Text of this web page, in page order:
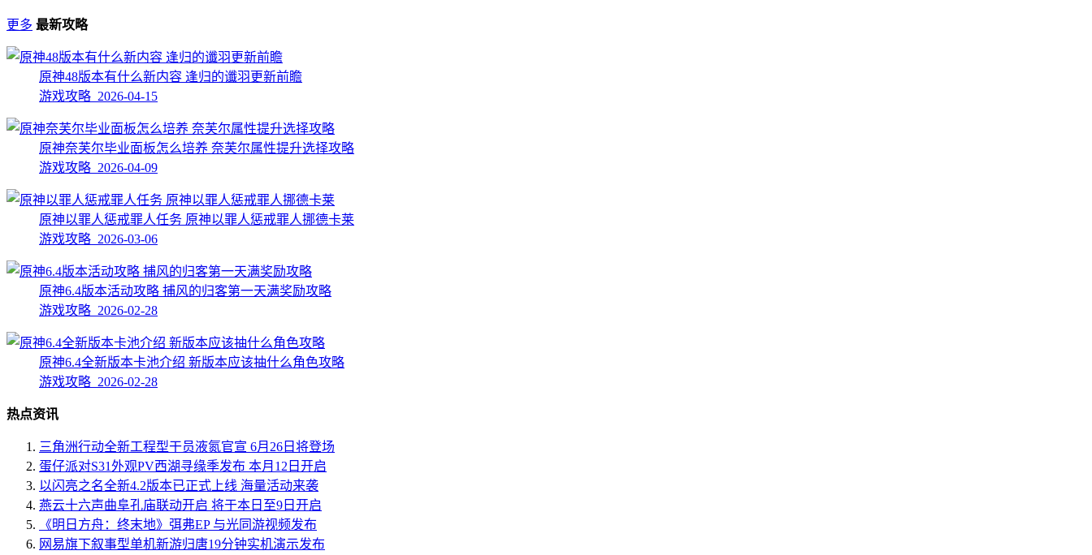
更多 最新攻略
原神48版本有什么新内容 逢归的谶羽更新前瞻
游戏攻略 2026-04-15
原神奈芙尔毕业面板怎么培养 奈芙尔属性提升选择攻略
游戏攻略 2026-04-09
原神以罪人惩戒罪人任务 原神以罪人惩戒罪人挪德卡莱
游戏攻略 2026-03-06
原神6.4版本活动攻略 捕风的归客第一天满奖励攻略
游戏攻略 2026-02-28
原神6.4全新版本卡池介绍 新版本应该抽什么角色攻略
游戏攻略 2026-02-28
热点资讯
三角洲行动全新工程型干员液氮官宣 6月26日将登场
蛋仔派对S31外观PV西湖寻缘季发布 本月12日开启
以闪亮之名全新4.2版本已正式上线 海量活动来袭
燕云十六声曲阜孔庙联动开启 将于本日至9日开启
《明日方舟：终末地》弭弗EP 与光同游视频发布
网易旗下叙事型单机新游归唐19分钟实机演示发布